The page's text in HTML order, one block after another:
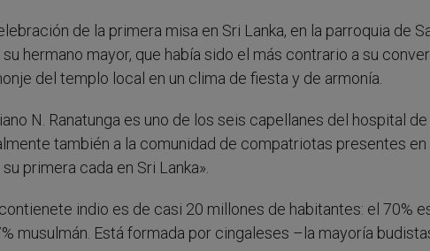
de la primera misa en Sri Lanka, en la parroquia de
hermano mayor, que había sido el más contrario a su
del templo local en un clima de fiesta y de armonía.
N. Ranatunga es uno de los seis capellanes del hospital de
también a la comunidad de compatriotas presentes en
primera cada en Sri Lanka».
indio es de casi 20 millones de habitantes: el 70%
musulmán. Está formada por cingaleses –la mayoría